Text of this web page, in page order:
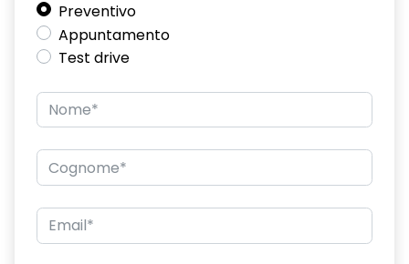
Preventivo
Appuntamento
Test drive